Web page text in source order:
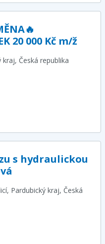
20 000 Kč m/ž
kraj, Česká republika
s hydraulickou
Pardubický kraj, Česká